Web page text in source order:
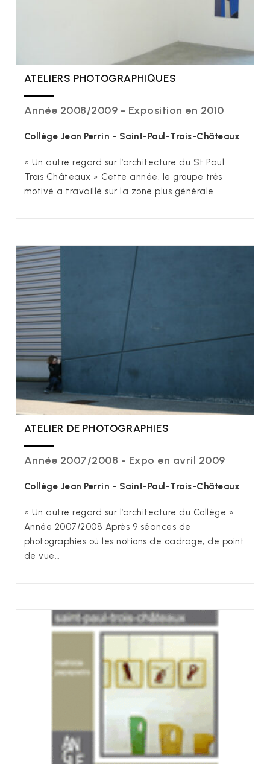
ATELIERS PHOTOGRAPHIQUES
Année 2008/2009 - Exposition en 2010
Collège Jean Perrin - Saint-Paul-Trois-Châteaux
« Un autre regard sur l’architecture du St Paul
Trois Châteaux » Cette année, le groupe très
motivé a travaillé sur la zone plus générale…
ATELIER DE PHOTOGRAPHIES
Année 2007/2008 - Expo en avril 2009
Collège Jean Perrin - Saint-Paul-Trois-Châteaux
« Un autre regard sur l’architecture du Collège »
Année 2007/2008 Après 9 séances de
photographies où les notions de cadrage, de point
de vue…